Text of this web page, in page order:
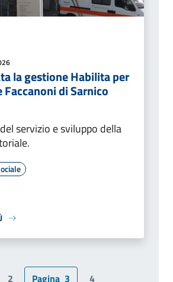
la gestione Habilita per
di Sarnico
servizio e sviluppo della
2 Pagina 3
4